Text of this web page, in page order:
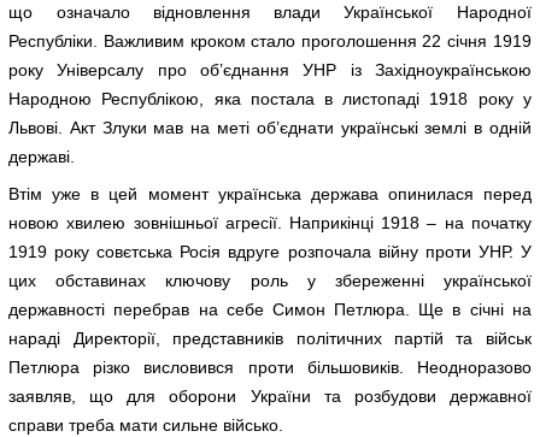
що означало відновлення влади Української Народної
Республіки. Важливим кроком стало проголошення 22 січня 1919
року Універсалу про об’єднання УНР із Західноукраїнською
Народною Республікою, яка постала в листопаді 1918 року у
Львові. Акт Злуки мав на меті об’єднати українські землі в одній
державі.
Втім уже в цей момент українська держава опинилася перед
новою хвилею зовнішньої агресії. Наприкінці 1918 – на початку
1919 року совєтська Росія вдруге розпочала війну проти УНР. У
цих обставинах ключову роль у збереженні української
державності перебрав на себе Симон Петлюра. Ще в січні на
нараді Директорії, представників політичних партій та військ
Петлюра різко висловився проти більшовиків. Неодноразово
заявляв, що для оборони України та розбудови державної
справи треба мати сильне військо.